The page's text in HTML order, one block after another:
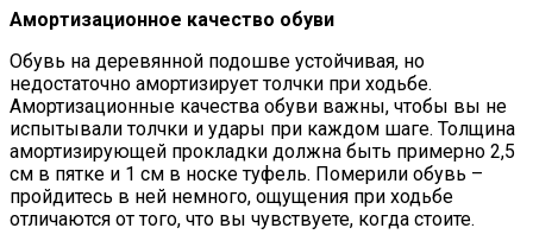
Амортизационное качество обуви
Обувь на деревянной подошве устойчивая, но
недостаточно амортизирует толчки при ходьбе.
Амортизационные качества обуви важны, чтобы вы не
испытывали толчки и удары при каждом шаге. Толщина
амортизирующей прокладки должна быть примерно 2,5
см в пятке и 1 см в носке туфель. Померили обувь –
пройдитесь в ней немного, ощущения при ходьбе
отличаются от того, что вы чувствуете, когда стоите.